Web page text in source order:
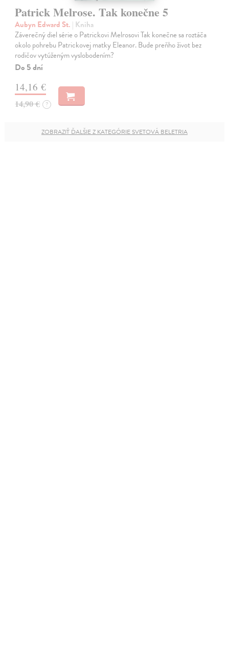
Patrick Melrose. Tak konečne 5
Aubyn Edward St. | Kniha
Záverečný diel série o Patrickovi Melrosovi Tak konečne sa roztáča
okolo pohrebu Patrickovej matky Eleanor. Bude preňho život bez
rodičov vytúženým vyslobodením?
Do 5 dní
14,16 €
14,90 € ?
ZOBRAZIŤ ĎALŠIE Z KATEGÓRIE SVETOVÁ BELETRIA